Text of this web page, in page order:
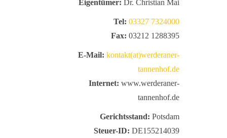
Eigentümer: Dr. Christian Mai
Tel: 03327 7324000
Fax: 03212 1288395
E-Mail: kontakt(at)werderaner-
tannenhof.de
Internet: www.werderaner-
tannenhof.de
Gerichtsstand: Potsdam
Steuer-ID: DE155214039